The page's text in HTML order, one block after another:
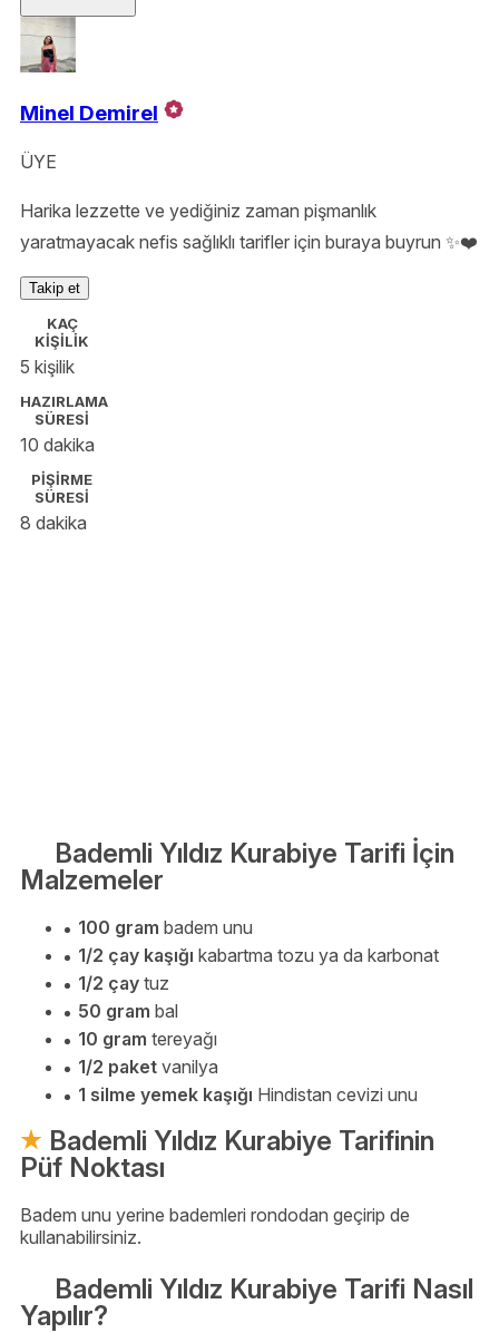
Minel Demirel
ÜYE
Harika lezzette ve yediğiniz zaman pişmanlık
yaratmayacak nefis sağlıklı tarifler için buraya buyrun ✨❤️
Takip et
KAÇ
KİŞİLİK
5 kişilik
HAZIRLAMA
SÜRESİ
10 dakika
PİŞİRME
SÜRESİ
8 dakika
Bademli Yıldız Kurabiye Tarifi İçin
Malzemeler
100 gram badem unu
1/2 çay kaşığı kabartma tozu ya da karbonat
1/2 çay tuz
50 gram bal
10 gram tereyağı
1/2 paket vanilya
1 silme yemek kaşığı Hindistan cevizi unu
Bademli Yıldız Kurabiye Tarifinin
Püf Noktası
Badem unu yerine bademleri rondodan geçirip de
kullanabilirsiniz.
Bademli Yıldız Kurabiye Tarifi Nasıl
Yapılır?